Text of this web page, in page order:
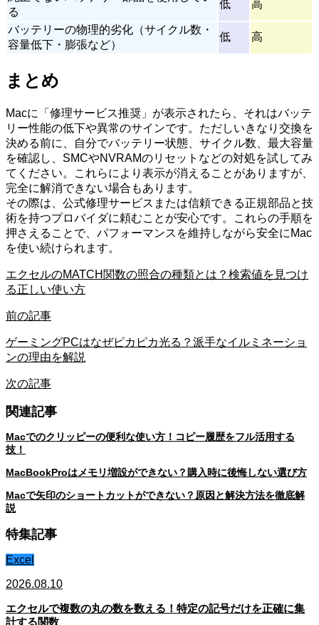
る
低 高
バッテリーの物理的劣化（サイクル数・
容量低下・膨張など）
低 高
まとめ
Macに「修理サービス推奨」が表示されたら、それはバッテ
リー性能の低下や異常のサインです。ただしいきなり交換を
決める前に、自分でバッテリー状態、サイクル数、最大容量
を確認し、SMCやNVRAMのリセットなどの対処を試してみ
てください。これらにより表示が消えることがありますが、
完全に解消できない場合もあります。
その際は、公式修理サービスまたは信頼できる正規部品と技
術を持つプロバイダに頼むことが安心です。これらの手順を
押さえることで、パフォーマンスを維持しながら安全にMac
を使い続けられます。
エクセルのMATCH関数の照合の種類とは？検索値を見つけ
る正しい使い方
前の記事
ゲーミングPCはなぜピカピカ光る？派手なイルミネーショ
ンの理由を解説
次の記事
関連記事
Macでのクリッピーの便利な使い方！コピー履歴をフル活用する
技！
MacBookProはメモリ増設ができない？購入時に後悔しない選び方
Macで矢印のショートカットができない？原因と解決方法を徹底解
説
特集記事
Excel
2026.08.10
エクセルで複数の丸の数を数える！特定の記号だけを正確に集
計する関数